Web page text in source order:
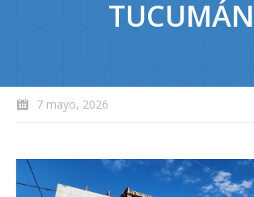
TUCUMÁN
7 mayo, 2026